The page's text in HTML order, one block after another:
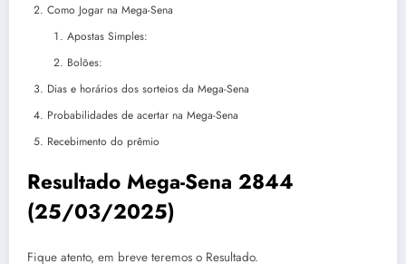
Como Jogar na Mega-Sena
Apostas Simples:
Bolões:
Dias e horários dos sorteios da Mega-Sena
Probabilidades de acertar na Mega-Sena
Recebimento do prêmio
Resultado Mega-Sena 2844
(25/03/2025)
Fique atento, em breve teremos o Resultado.